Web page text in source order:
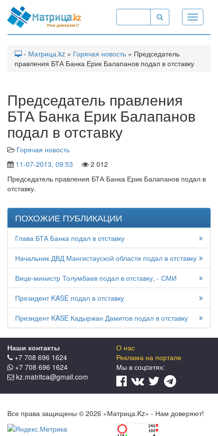
Toggle
- Матрица.kz » Горячая новость » Председатель
правления БТА Банка Ерик Балапанов подал в отставку
Председатель правления
БТА Банка Ерик Балапанов
подал в отставку
Горячая новость
11-07-2013, 09:53
2 012
Председатель правления БТА Банка Ерик Балапанов подал в
отставку.
ПОХОЖИЕ ПУБЛИКАЦИИ
Глава БТА Банка подал в отставку
Начальник ДВД Мангистауской области подал в отставку
Вице-министр Толумбаев подал в отставку, - СМИ
Президент KASE подал в отставку
Президент KASE Кадыржан Дамитов подал в отставку
Наши контакты
+7 708 696 1624
+7 708 696 1624
kz.matritca@gmail.com
О нас
Реклама на портале
Мы в соцcетях:
Все права защищены © 2026 «Матрица.Kz» - Нам доверяют!